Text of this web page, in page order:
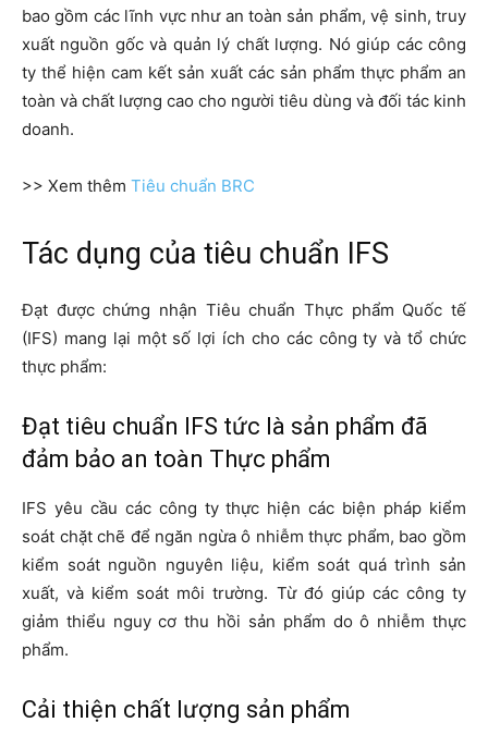
bao gồm các lĩnh vực như an toàn sản phẩm, vệ sinh, truy
xuất nguồn gốc và quản lý chất lượng. Nó giúp các công
ty thể hiện cam kết sản xuất các sản phẩm thực phẩm an
toàn và chất lượng cao cho người tiêu dùng và đối tác kinh
doanh.
>> Xem thêm Tiêu chuẩn BRC
Tác dụng của tiêu chuẩn IFS
Đạt được chứng nhận Tiêu chuẩn Thực phẩm Quốc tế
(IFS) mang lại một số lợi ích cho các công ty và tổ chức
thực phẩm:
Đạt tiêu chuẩn IFS tức là sản phẩm đã
đảm bảo an toàn Thực phẩm
IFS yêu cầu các công ty thực hiện các biện pháp kiểm
soát chặt chẽ để ngăn ngừa ô nhiễm thực phẩm, bao gồm
kiểm soát nguồn nguyên liệu, kiểm soát quá trình sản
xuất, và kiểm soát môi trường. Từ đó giúp các công ty
giảm thiểu nguy cơ thu hồi sản phẩm do ô nhiễm thực
phẩm.
Cải thiện chất lượng sản phẩm